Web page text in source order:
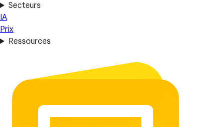
Secteurs
IA
Prix
Ressources